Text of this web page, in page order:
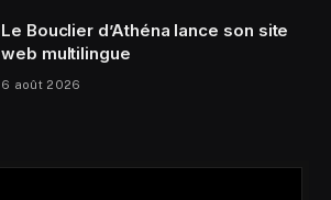
Le Bouclier d’Athéna lance son site
web multilingue
6 août 2026